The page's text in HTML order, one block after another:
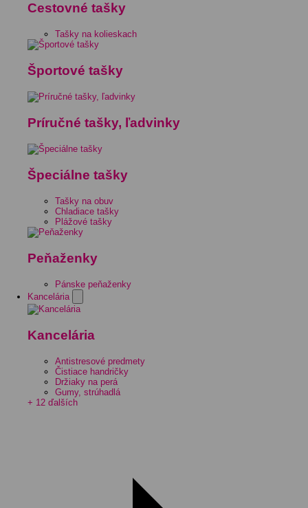
Cestovné tašky
Tašky na kolieskach
Športové tašky
Príručné tašky, ľadvinky
Špeciálne tašky
Tašky na obuv
Chladiace tašky
Plážové tašky
Peňaženky
Pánske peňaženky
Kancelária
Kancelária
Antistresové predmety
Čistiace handričky
Držiaky na perá
Gumy, strúhadlá
+ 12 ďalších